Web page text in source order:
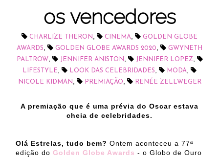
os vencedores
CHARLIZE THERON CINEMA
GOLDEN GLOBE
AWARDS
GOLDEN GLOBE AWARDS 2020
GWYNETH
PALTROW, JENNIFER ANISTON JENNIFER LOPEZ
LIFESTYLE LOOK DAS CELEBRIDADES MODA
NICOLE KIDMAN PREMIAÇÃO RENÉE ZELLWEGER
A premiação que é uma prévia do Oscar estava
cheia de celebridades.
Olá Estrelas, tudo bem? Ontem aconteceu a 77ª
edição do Golden Globe Awards - o Globo de Ouro